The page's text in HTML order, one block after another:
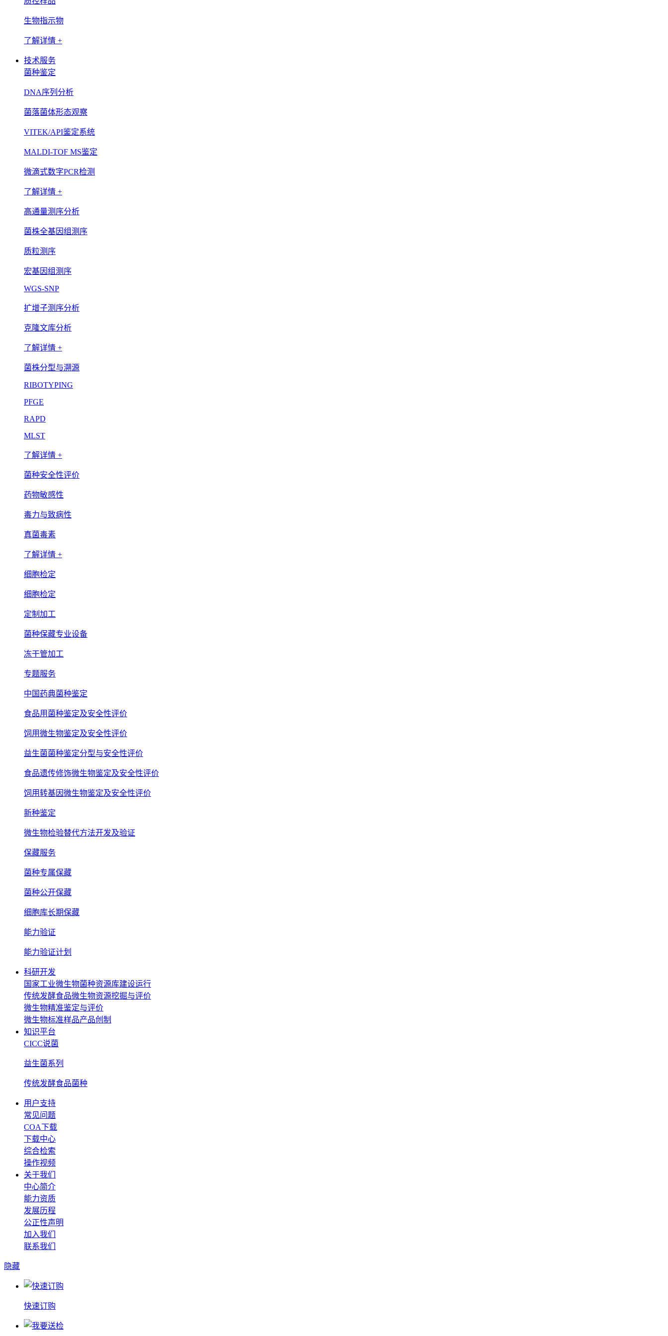
生物指示物
了解详情 +
技术服务
菌种鉴定
DNA序列分析
菌落菌体形态观察
VITEK/API鉴定系统
MALDI-TOF MS鉴定
微滴式数字PCR检测
了解详情 +
高通量测序分析
菌株全基因组测序
质粒测序
宏基因组测序
WGS-SNP
扩增子测序分析
克隆文库分析
了解详情 +
菌株分型与溯源
RIBOTYPING
PFGE
RAPD
MLST
了解详情 +
菌种安全性评价
药物敏感性
毒力与致病性
真菌毒素
了解详情 +
细胞检定
细胞检定
定制加工
菌种保藏专业设备
冻干管加工
专题服务
中国药典菌种鉴定
食品用菌种鉴定及安全性评价
饲用微生物鉴定及安全性评价
益生菌菌种鉴定分型与安全性评价
食品遗传修饰微生物鉴定及安全性评价
饲用转基因微生物鉴定及安全性评价
新种鉴定
微生物检验替代方法开发及验证
保藏服务
菌种专属保藏
菌种公开保藏
细胞库长期保藏
能力验证
能力验证计划
科研开发
国家工业微生物菌种资源库建设运行
传统发酵食品微生物资源挖掘与评价
微生物精准鉴定与评价
微生物标准样品产品创制
知识平台
CICC说菌
益生菌系列
传统发酵食品菌种
用户支持
常见问题
COA下载
下载中心
综合检索
操作视频
关于我们
中心简介
能力资质
发展历程
公正性声明
加入我们
联系我们
隐藏
快速订购